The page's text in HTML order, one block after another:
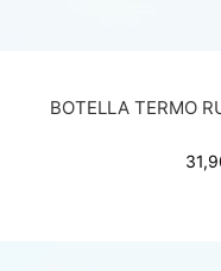
BOTELLA TERMO